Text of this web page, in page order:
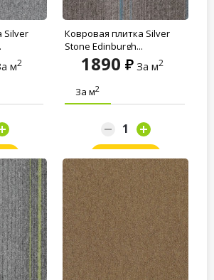
Silver
м2
Ковровая плитка Silver
Stone Edinburgh...
1890 За м2
За м2